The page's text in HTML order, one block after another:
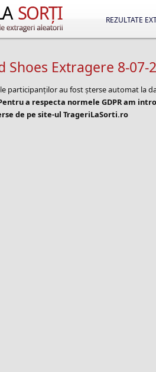
REZULTATE
Shoes Extragere 8-07-
participanților au fost șterse automat la
a respecta normele GDPR am
de pe site-ul TrageriLaSorti.ro